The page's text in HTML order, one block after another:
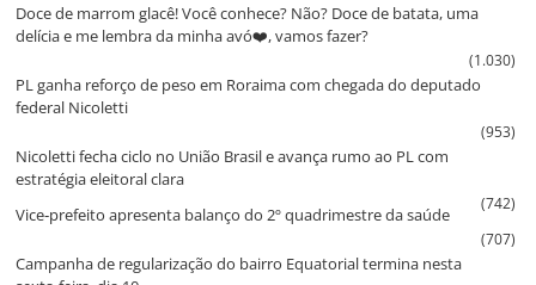
Doce de marrom glacê! Você conhece? Não? Doce de batata, uma
delícia e me lembra da minha avó❤️, vamos fazer?
(1.030)
PL ganha reforço de peso em Roraima com chegada do deputado
federal Nicoletti
(953)
Nicoletti fecha ciclo no União Brasil e avança rumo ao PL com
estratégia eleitoral clara
(742)
Vice‑prefeito apresenta balanço do 2º quadrimestre da saúde
(707)
Campanha de regularização do bairro Equatorial termina nesta